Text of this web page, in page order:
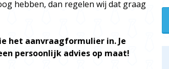
hebben, dan regelen wij dat graag
het aanvraagformulier in. Je
persoonlijk advies op maat!